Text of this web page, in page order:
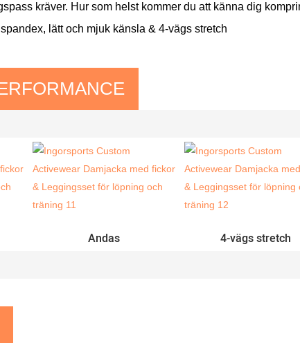
kräver. Hur som helst kommer du att känna dig
lätt och mjuk känsla & 4-vägs stretch
Andas 4-vägs stretch